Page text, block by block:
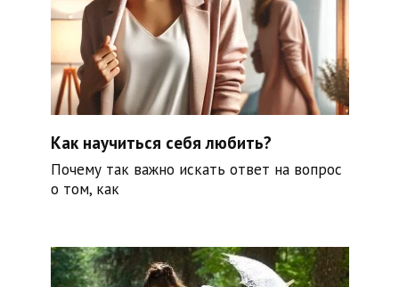
Как научиться себя любить?
Почему так важно искать ответ на вопрос
о том, как